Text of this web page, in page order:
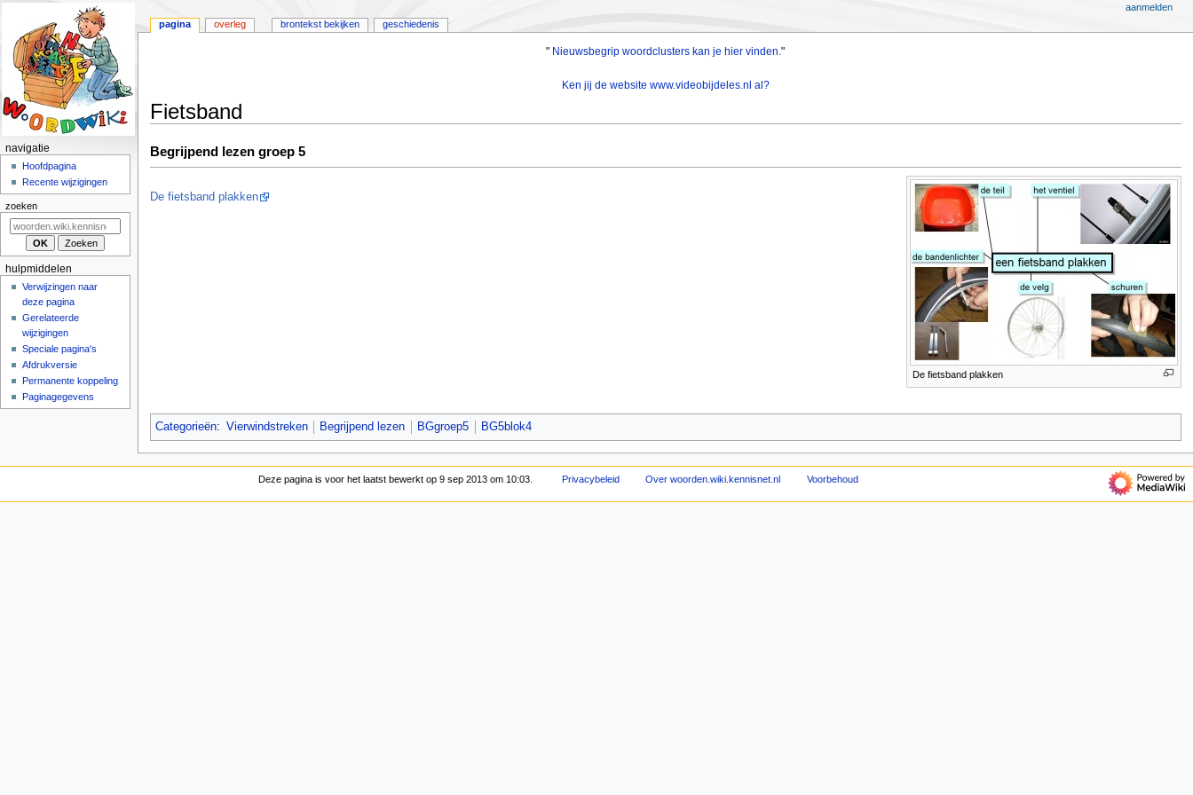
" Nieuwsbegrip woordclusters kan je hier vinden."
Ken jij de website www.videobijdeles.nl al?
Fietsband
Naar
navigatie
Naar
zoeken
Begrijpend lezen groep 5
De fietsband plakken
De fietsband plakken
Categorieën: Vierwindstreken Begrijpend lezen BGgroep5 BG5blok4
N
v
i
m
pagina overleg brontekst bekijken geschiedenis
aanmelden
navigatie
Hoofdpagina
Recente wijzigingen
zoeken
hulpmiddelen
Verwijzingen naar
deze pagina
Gerelateerde
wijzigingen
Speciale pagina's
Afdrukversie
Permanente koppeling
Paginagegevens
Deze pagina is voor het laatst bewerkt op 9 sep 2013 om 10:03. Privacybeleid Over woorden.wiki.kennisnet.nl Voorbehoud